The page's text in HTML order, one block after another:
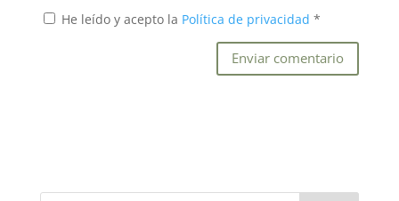
He leído y acepto la Política de privacidad *